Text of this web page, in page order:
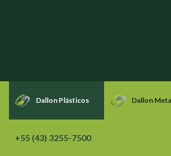
Dallon Plásticos Dallon
+55 (43) 3255-7500